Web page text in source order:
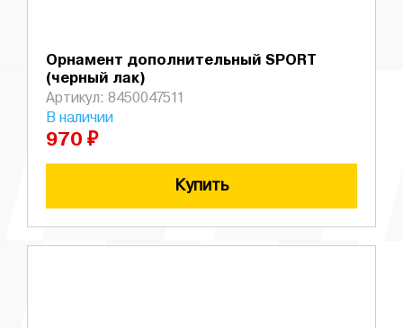
Орнамент дополнительный SPORT
(черный лак)
Артикул: 8450047511
В наличии
970 ₽
Купить